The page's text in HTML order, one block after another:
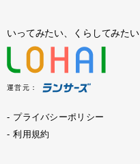
いってみたい、くらしてみたい
運営元：
プライバシーポリシー
利用規約